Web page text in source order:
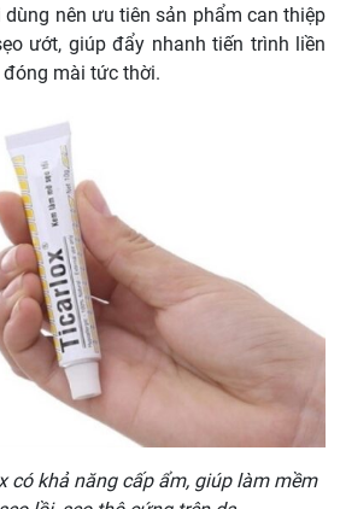
nên ưu tiên sản phẩm can thiệp
ướt, giúp đẩy nhanh tiến trình liền
mài tức thời.
có khả năng cấp ẩm, giúp làm mềm